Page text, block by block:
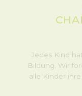
Jedes Kind
Bildung. Wir
alle Kinder